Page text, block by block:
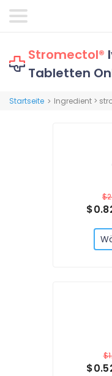
Stromectol®
Tabletten
Startseite > Ingredient >